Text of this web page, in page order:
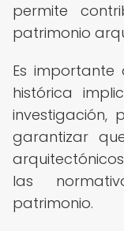
permite
patrimonio
Es
histórica
investigación,
garantizar
las
patrimonio.